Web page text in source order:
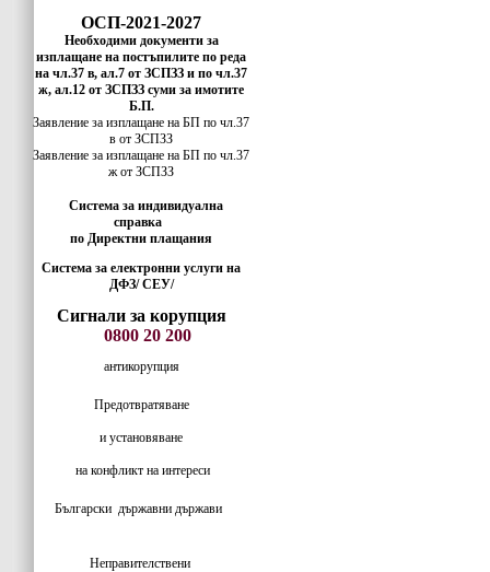
ОСП-2021-2027
Необходими документи за
изплащане на постъпилите по реда
на чл.37 в, ал.7 от ЗСПЗЗ и по чл.37
ж, ал.12 от ЗСПЗЗ суми за имотите
Б.П.
Заявление за изплащане на БП по чл.37
в от ЗСПЗЗ
Заявление за изплащане на БП по чл.37
ж от ЗСПЗЗ
Система за индивидуална
справка
по Директни плащания
Система за електронни услуги на
ДФЗ/ СЕУ/
Сигнали за корупция
0800 20 200
антикорупция
Предотвратяване
и установяване
на конфликт на интереси
Български държавни държави
Неправителствени